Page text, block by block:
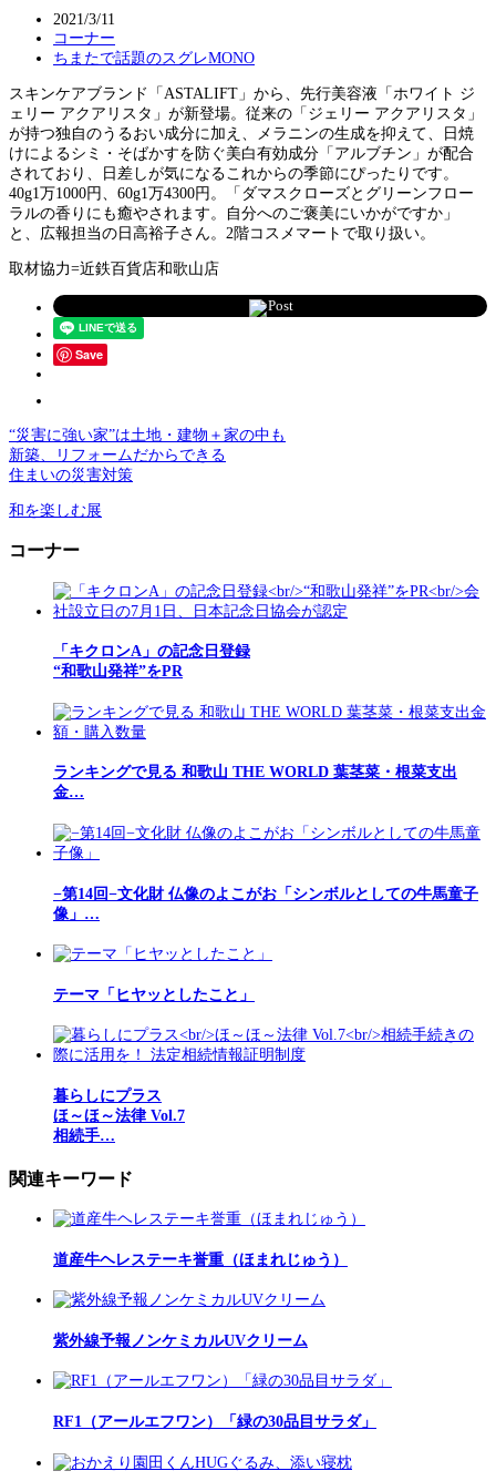
2021/3/11
コーナー
ちまたで話題のスグレMONO
スキンケアブランド「ASTALIFT」から、先行美容液「ホワイト ジ
ェリー アクアリスタ」が新登場。従来の「ジェリー アクアリスタ」
が持つ独自のうるおい成分に加え、メラニンの生成を抑えて、日焼
けによるシミ・そばかすを防ぐ美白有効成分「アルブチン」が配合
されており、日差しが気になるこれからの季節にぴったりです。
40g1万1000円、60g1万4300円。「ダマスクローズとグリーンフロー
ラルの香りにも癒やされます。自分へのご褒美にいかがですか」
と、広報担当の日高裕子さん。2階コスメマートで取り扱い。
取材協力=近鉄百貨店和歌山店
Post
Save
“災害に強い家”は土地・建物＋家の中も
新築、リフォームだからできる
住まいの災害対策
和を楽しむ展
コーナー
「キクロンA」の記念日登録
“和歌山発祥”をPR
ランキングで見る 和歌山 THE WORLD 葉茎菜・根菜支出
金…
−第14回−文化財 仏像のよこがお「シンボルとしての牛馬童子
像」…
テーマ「ヒヤッとしたこと」
暮らしにプラス
ほ～ほ～法律 Vol.7
相続手…
関連キーワード
道産牛ヘレステーキ誉重（ほまれじゅう）
紫外線予報ノンケミカルUVクリーム
RF1（アールエフワン）「緑の30品目サラダ」